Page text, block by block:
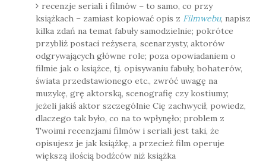
recenzje seriali i filmów – to samo, co przy
książkach – zamiast kopiować opis z Filmwebu, napisz
kilka zdań na temat fabuły samodzielnie; pokrótce
przybliż postaci reżysera, scenarzysty, aktorów
odgrywających główne role; poza opowiadaniem o
filmie jak o książce, tj. opisywaniu fabuły, bohaterów,
świata przedstawionego etc., zwróć uwagę na
muzykę, grę aktorską, scenografię czy kostiumy;
jeżeli jakiś aktor szczególnie Cię zachwycił, powiedz,
dlaczego tak było, co na to wpłynęło; problem z
Twoimi recenzjami filmów i seriali jest taki, że
opisujesz je jak książkę, a przecież film operuje
większą ilością bodźców niż książka